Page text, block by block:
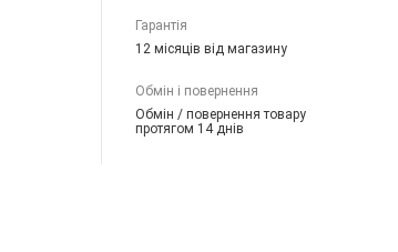
Гарантія
12 місяців від магазину
Обмін і повернення
Обмін / повернення товару
протягом 14 днів